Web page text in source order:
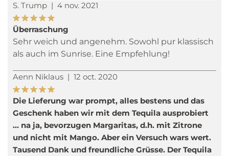
S. Trump | 4 nov. 2021
Überraschung
Sehr weich und angenehm. Sowohl pur klassisch
als auch im Sunrise. Eine Empfehlung!
Aenn Niklaus | 12 oct. 2020
Die Lieferung war prompt, alles bestens und das
Geschenk haben wir mit dem Tequila ausprobiert
... na ja, bevorzugen Margaritas, d.h. mit Zitrone
und nicht mit Mango. Aber ein Versuch wars wert.
Tausend Dank und freundliche Grüsse. Der Tequila